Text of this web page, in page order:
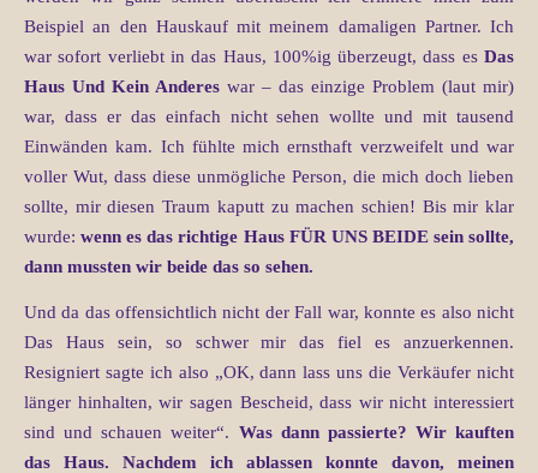
Beispiel an den Hauskauf mit meinem damaligen Partner. Ich
war sofort verliebt in das Haus, 100%ig überzeugt, dass es Das
Haus Und Kein Anderes war – das einzige Problem (laut mir)
war, dass er das einfach nicht sehen wollte und mit tausend
Einwänden kam. Ich fühlte mich ernsthaft verzweifelt und war
voller Wut, dass diese unmögliche Person, die mich doch lieben
sollte, mir diesen Traum kaputt zu machen schien! Bis mir klar
wurde:wenn es das richtige Haus FÜR UNS BEIDE sein sollte,
dann mussten wir beide das so sehen.
Und da das offensichtlich nicht der Fall war, konnte es also nicht
Das Haus sein, so schwer mir das fiel es anzuerkennen.
Resigniert sagte ich also „OK, dann lass uns die Verkäufer nicht
länger hinhalten, wir sagen Bescheid, dass wir nicht interessiert
sind und schauen weiter“. Was dann passierte? Wir kauften
das Haus.
Nachdem ich ablassen konnte davon, meinen